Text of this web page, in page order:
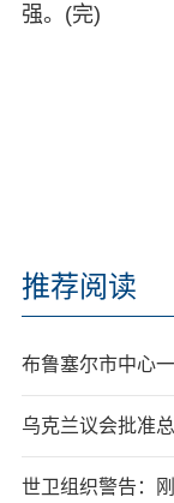
强。(完)
推荐阅读
布鲁塞尔市中心
乌克兰议会批准
世卫组织警告：